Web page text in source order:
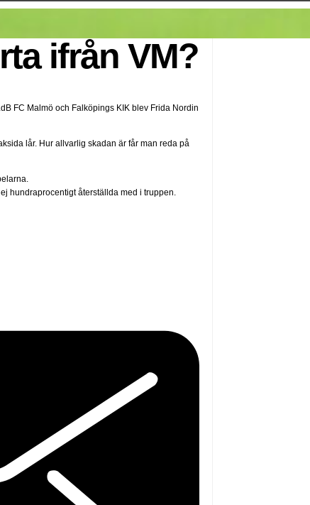
ifrån VM?
FC Malmö och Falköpings KIK blev Frida Nordin
lår. Hur allvarlig skadan är får man reda på
hundraprocentigt återställda med i truppen.